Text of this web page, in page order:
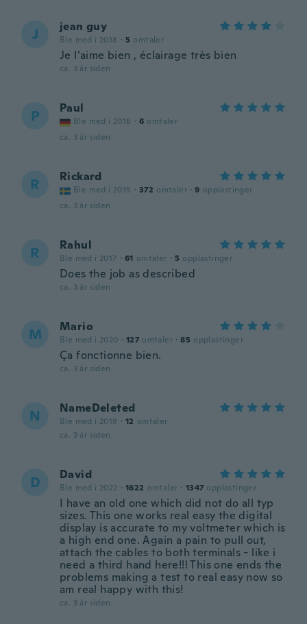
J jean guy
Ble med i 2018 · 5 omtaler
Je l’aime bien , éclairage très bien
ca. 3 år siden
P Paul
Ble med i 2018 · 6 omtaler
ca. 3 år siden
R Rickard
Ble med i 2015 · 372 omtaler · 9 opplastinger
ca. 3 år siden
R Rahul
Ble med i 2017 · 61 omtaler · 5 opplastinger
Does the job as described
ca. 3 år siden
M Mario
Ble med i 2020 · 127 omtaler · 85 opplastinger
Ça fonctionne bien.
ca. 3 år siden
N NameDeleted
Ble med i 2018 · 12 omtaler
ca. 3 år siden
D David
Ble med i 2022 · 1622 omtaler · 1347 opplastinger
I have an old one which did not do all typ
sizes. This one works real easy the digital
display is accurate to my voltmeter which is
a high end one. Again a pain to pull out,
attach the cables to both terminals - like i
need a third hand here!!! This one ends the
problems making a test to real easy now so
am real happy with this!
ca. 3 år siden